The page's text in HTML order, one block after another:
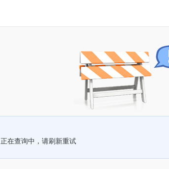
正在查询中，请刷新重试